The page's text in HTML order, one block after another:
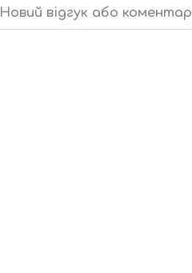
Новий відгук або коментар